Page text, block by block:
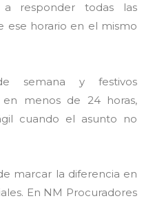
a responder todas las
ese horario en el mismo
semana y festivos
en menos de 24 horas,
cuando el asunto no
marcar la diferencia en
En NM Procuradores